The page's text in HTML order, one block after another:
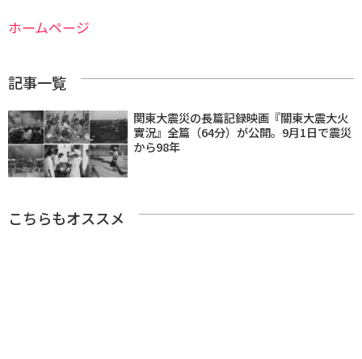
ホームページ
記事一覧
関東大震災の長篇記録映画『關東大震大火
實況』全篇（64分）が公開。9月1日で震災
から98年
こちらもオススメ